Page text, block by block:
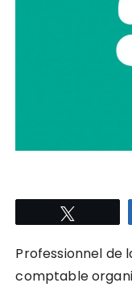
Professionnel de
comptable